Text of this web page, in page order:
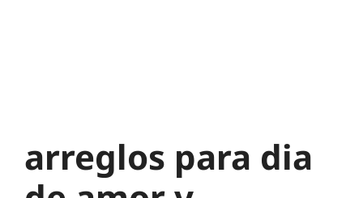
arreglos para dia